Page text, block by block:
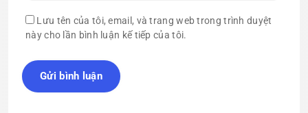
Lưu tên của tôi, email, và trang web trong trình duyệt
này cho lần bình luận kế tiếp của tôi.